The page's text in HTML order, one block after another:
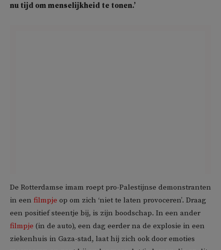
nu tijd om menselijkheid te tonen.’
De Rotterdamse imam roept pro-Palestijnse demonstranten
in een filmpje op om zich ‘niet te laten provoceren’. Draag
een positief steentje bij, is zijn boodschap. In een ander
filmpje (in de auto), een dag eerder na de explosie in een
ziekenhuis in Gaza-stad, laat hij zich ook door emoties